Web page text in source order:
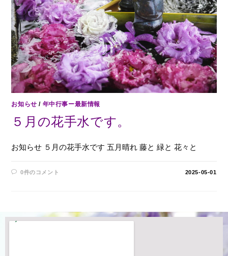
お知らせ / 年中行事ー最新情報
５月の花手水です。
お知らせ ５月の花手水です 五月晴れ 藤と 緑と 花々と
0件のコメント 2025-05-01